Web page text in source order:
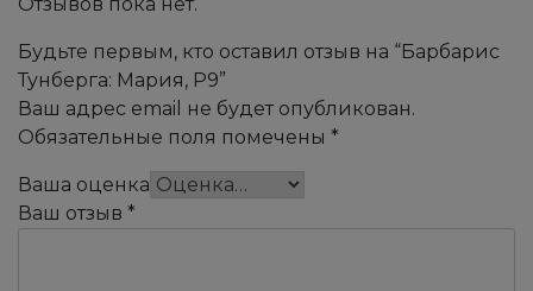
Будьте первым, кто оставил отзыв на “Барбарис
Тунберга: Мария, Р9”
Ваш адрес email не будет опубликован.
Обязательные поля помечены *
Ваша оценка
Ваш отзыв *